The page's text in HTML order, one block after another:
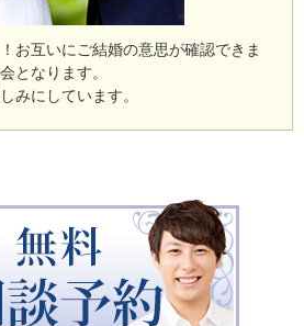
お互いにご結婚の意思が確認できま
となります。
みにしています。